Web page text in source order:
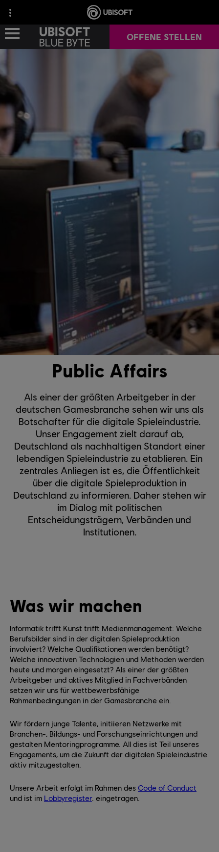
UNSERE SPIELE
UNSER ENGAGEMENT
KARRIERE
OFFENE STELLEN
Public Affairs
Als einer der größten Arbeitgeber in der
deutschen Gamesbranche sehen wir uns als
Botschafter für die digitale Spieleindustrie.
Unser Engagement zielt darauf ab,
Deutschland als nachhaltigen Standort einer
lebendigen Spieleindustrie zu etablieren. Ein
zentrales Anliegen ist es, die Öffentlichkeit
über die digitale Spieleproduktion in
Deutschland zu informieren. Daher stehen wir
im Dialog mit politischen
Entscheidungsträgern, Verbänden und
Institutionen.
Was wir machen
Informatik trifft Kunst trifft Medienmanagement: Welche
Berufsbilder sind in der digitalen Spieleproduktion
involviert? Welche Qualifikationen werden benötigt?
Welche innovativen Technologien und Methoden werden
heute und morgen eingesetzt? Als einer der größten
Arbeitgeber und aktives Mitglied in Fachverbänden
setzen wir uns für wettbewerbsfähige
Rahmenbedingungen in der Gamesbranche ein.
Wir fördern junge Talente, initiieren Netzwerke mit
Branchen-, Bildungs- und Forschungseinrichtungen und
gestalten Mentoringprogramme. All dies ist Teil unseres
Engagements, um die Zukunft der digitalen Spieleindustrie
aktiv mitzugestalten.
Unsere Arbeit erfolgt im Rahmen des Code of Conduct
und ist im Lobbyregister. eingetragen.